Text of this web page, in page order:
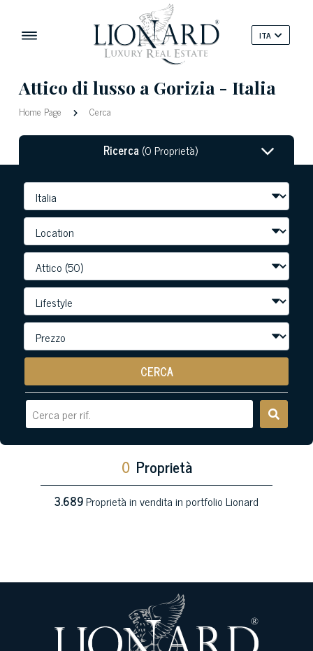
ITA
Attico di lusso a Gorizia - Italia
Home Page Cerca
Ricerca(0 Proprietà)
CERCA
0 Proprietà
3.689Proprietà in vendita in portfolio Lionard